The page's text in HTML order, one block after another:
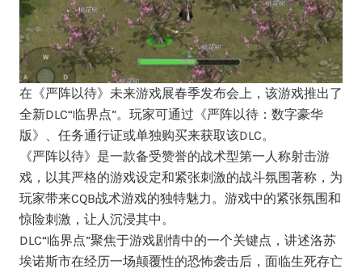
在《严阵以待》未来游戏展春季发布会上，该游戏推出了
全新DLC“临界点”。玩家可通过《严阵以待：数字豪华
版》、任务通行证或单独购买来获取该DLC。
《严阵以待》是一款备受赞誉的战术型第一人称射击游
戏，以其严格的游戏设定和紧张刺激的战斗氛围著称，为
玩家带来CQB战术游戏的独特魅力。游戏中的紧张氛围和
惊险刺激，让人沉浸其中。
DLC“临界点”聚焦于游戏剧情中的一个关键点，讲述洛苏
埃诺斯市在经历一场颠覆性的恐怖袭击后，面临生死存亡